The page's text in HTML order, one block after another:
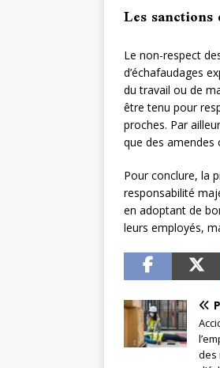
Les
Le non-respect
d’échafaudages
du travail ou de
être tenu pour
proches. Par
que des amendes
Pour conclure, la
responsabilité
en adoptant de
leurs employés,
des